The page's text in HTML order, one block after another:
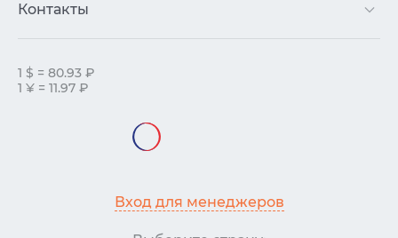
Контакты
1 $ = 80.93 ₽
1 ¥ = 11.97 ₽
Вход для менеджеров